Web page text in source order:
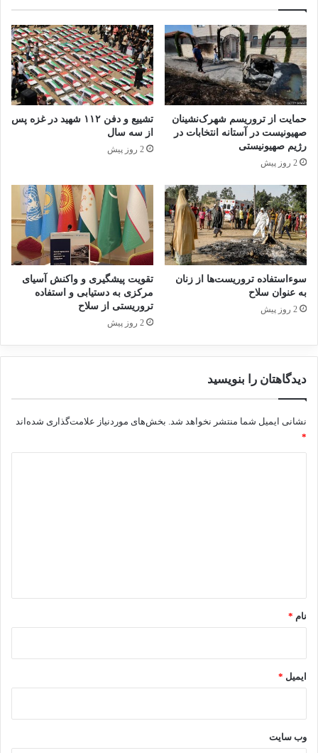
حمایت از تروریسم شهرک‌نشینان
صهیونیست در آستانه انتخابات در
رژیم صهیونیستی
2 روز پیش
تشییع و دفن ۱۱۲ شهید در غزه پس
از سه سال
2 روز پیش
سوءاستفاده تروریست‌ها از زنان
به عنوان سلاح
2 روز پیش
تقویت پیشگیری و واکنش آسیای
مرکزی به دستیابی و استفاده
تروریستی از سلاح
2 روز پیش
دیدگاهتان را بنویسید
نشانی ایمیل شما منتشر نخواهد شد. بخش‌های موردنیاز علامت‌گذاری شده‌اند
*
نام *
ایمیل *
وب‌ سایت